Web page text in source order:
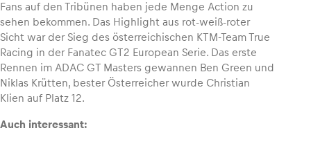
Fahrzeug
Alle anzeigen
Fans auf den Tribünen haben jede Menge Action zu
sehen bekommen. Das Highlight aus rot-weiß-roter
Sicht war der Sieg des österreichischen KTM-Team True
Racing in der Fanatec GT2 European Serie. Das erste
Rennen im ADAC GT Masters gewannen Ben Green und
Niklas Krütten, bester Österreicher wurde Christian
Klien auf Platz 12.
Auch interessant: